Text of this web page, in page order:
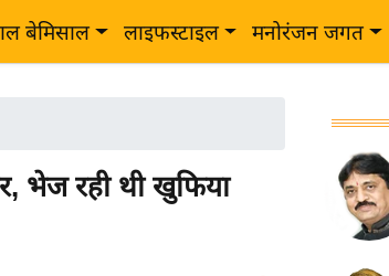
बेमिसाल लाइफस्टाइल मनोरंजन जगत
भेज रही थी खुफिया